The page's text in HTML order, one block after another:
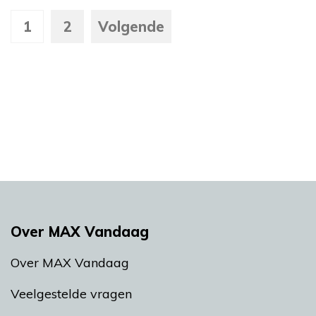
1 2 Volgende
Over MAX Vandaag
Over MAX Vandaag
Veelgestelde vragen